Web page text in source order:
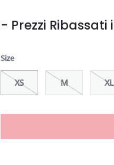
- Prezzi Ribassati
Size
XS M XL